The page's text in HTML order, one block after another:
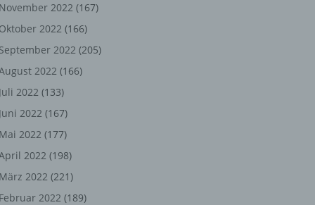
November 2022 (167)
Oktober 2022 (166)
September 2022 (205)
2022 (166)
Juli 2022 (133)
Juni 2022 (167)
Mai 2022 (177)
2022 (198)
März 2022 (221)
Februar 2022 (189)
oder